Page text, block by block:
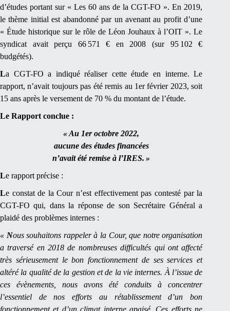
d’études portant sur « Les 60 ans de la CGT-FO ». En 2019,
le thème initial est abandonné par un avenant au profit d’une
« Étude historique sur le rôle de Léon Jouhaux à l’OIT ». Le
syndicat avait perçu 66 571 € en 2008 (sur 95 102 €
budgétés).
La CGT-FO a indiqué réaliser cette étude en interne. Le
rapport, n’avait toujours pas été remis au 1er février 2023, soit
15 ans après le versement de 70 % du montant de l’étude.
Le Rapport conclue :
« Au 1er octobre 2022,
aucune des études financées
n’avait été remise à l’IRES. »
Le rapport précise :
Le constat de la Cour n’est effectivement pas contesté par la
CGT-FO qui, dans la réponse de son Secrétaire Général a
plaidé des problèmes internes :
« Nous souhaitons rappeler à la Cour, que notre organisation
a traversé en 2018 de nombreuses difficultés qui ont affecté
très sérieusement le bon fonctionnement de ses services et
altéré la qualité de la gestion et de la vie internes. À l’issue de
ces évènements, nous avons été conduits à concentrer
l’essentiel de nos efforts au rétablissement d’un bon